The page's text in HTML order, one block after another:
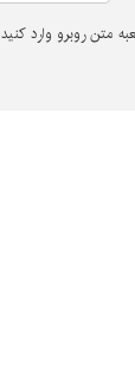
متن روبرو وارد کنید